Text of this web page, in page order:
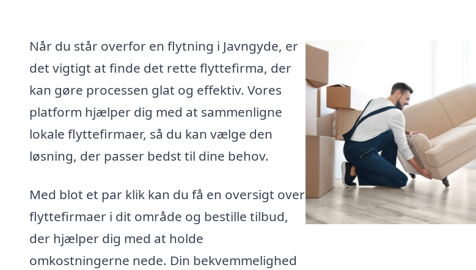
Når du står overfor en flytning i Javngyde, er
det vigtigt at finde det rette flyttefirma, der
kan gøre processen glat og effektiv. Vores
platform hjælper dig med at sammenligne
lokale flyttefirmaer, så du kan vælge den
løsning, der passer bedst til dine behov.
Med blot et par klik kan du få en oversigt over
flyttefirmaer i dit område og bestille tilbud,
der hjælper dig med at holde
omkostningerne nede. Din bekvemmelighed